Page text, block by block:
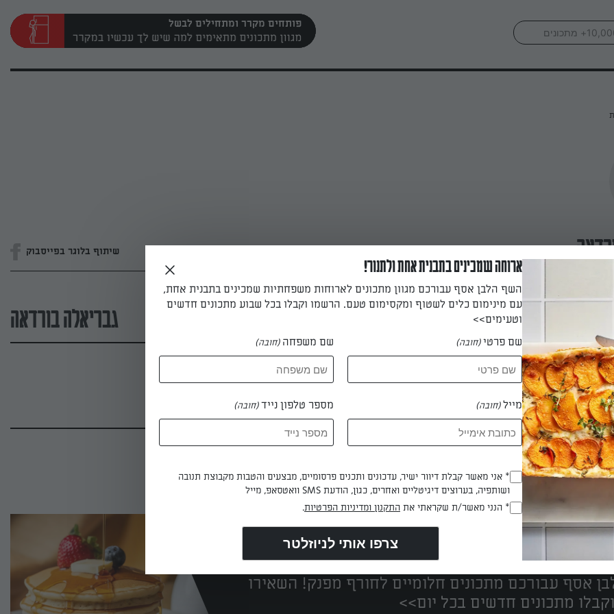
פותחים מקרר ומתחילים לבשל
שיתוף בלוגר בפייסבוק
גבריאלה בורדאה
גבריאלה בורדאה
הכי טעימים במקום אחד!
אסף עבורכם מתכונים חלומיים לחורף מפנק! השאירו
מתכונים חדשים בכל יום>>
ארוחה שמכינים בתבנית אחת ולתנור!
השף הלבן אסף עבורכם מגוון מתכונים לארוחות משפחתיות שמכינים בתבנית אחת,
עם מינימום כלים לשטוף ומקסימום טעם. הרשמו וקבלו בכל שבוע מתכונים חדשים
וטעימים>>
שם פרטי(חובה) שם משפחה (חובה)
מייל(חובה) מספר טלפון נייד(חובה)
(חובה)
* אני מאשר קבלת דיוור ישיר, עדכונים ותכנים פרסומיים, מבצעים והטבות מקבוצת תנובה
ושותפיה, בערוצים דיגיטליים ואחרים, כגון, הודעת SMS וואטסאפ, מייל
(חובה)
* הנני מאשר/ת שקראתי את התקנון ומדיניות הפרטיות.